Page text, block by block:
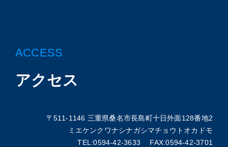
ACCESS
アクセス
〒511-1146 三重県桑名市長島町十日外面128番地2
ミエケンクワナシナガシマチョウトオカドモ
TEL:0594-42-3633 FAX:0594-42-3701